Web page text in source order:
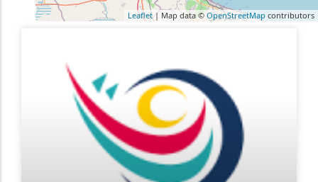
Leaflet| Map data © OpenStreetMap contributors